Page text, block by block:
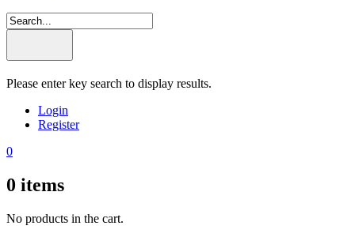
Please enter key search to display results.
Login
Register
0
0 items
No products in the cart.